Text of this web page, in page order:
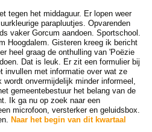
tegen het middaguur. Er lopen weer
parapluutjes. Opvarenden
vaker Gorcum aandoen. Sportschool.
Hoogdalem. Gisteren kreeg ik bericht
heel graag de onthulling van 'Poëzie
Dat is leuk. Er zit een formulier bij
invullen met informatie over wat ze
onvermijdelijk minder informeel,
gemeentebestuur het belang van de
Ik ga nu op zoek naar een
microfoon, versterker en geluidsbox.
Naar het begin van dit kwartaal